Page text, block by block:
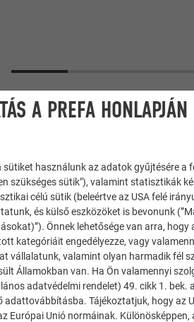
,Homlokzatburkolati rendszer
A PREFA
sütiket használunk az adatok gyűjtésére
szükséges sütik"), valamint statisztikák
célú sütik (beleértve az USA felé
és külső eszközöket is bevonunk
Önnek lehetősége van arra, hogy
kategóriáit engedélyezze, vagy
vállalatunk, valamint olyan harmadik fél
Államokban van. Ha Ön valamennyi
adatvédelmi rendelet) 49. cikk 1.
adattovábbításba. Tájékoztatjuk, hogy az
Európai Unió normáinak. Különösképpen,